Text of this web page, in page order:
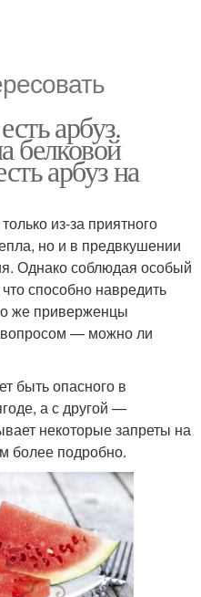
арбуз.
белковой
арбуз на
из-за приятного
но и в предвкушении
Однако соблюдая особый
способно навредить
же приверженцы
— можно ли
быть опасного в
а с другой —
некоторые запреты на
более подробно.